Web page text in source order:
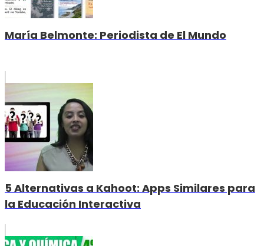
María Belmonte: Periodista de El Mundo
5 Alternativas a Kahoot: Apps Similares para
la Educación Interactiva